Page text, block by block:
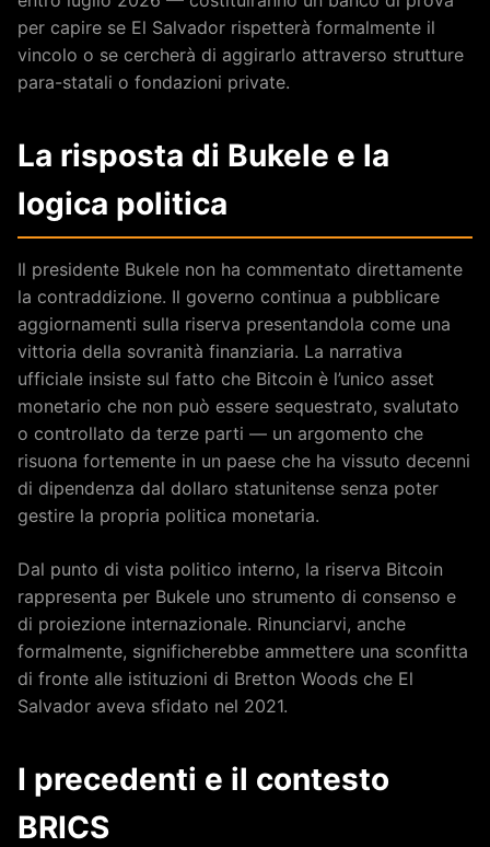
per capire se El Salvador rispetterà formalmente il
vincolo o se cercherà di aggirarlo attraverso strutture
para-statali o fondazioni private.
La risposta di Bukele e la
logica politica
Il presidente Bukele non ha commentato direttamente
la contraddizione. Il governo continua a pubblicare
aggiornamenti sulla riserva presentandola come una
vittoria della sovranità finanziaria. La narrativa
ufficiale insiste sul fatto che Bitcoin è l’unico asset
monetario che non può essere sequestrato, svalutato
o controllato da terze parti — un argomento che
risuona fortemente in un paese che ha vissuto decenni
di dipendenza dal dollaro statunitense senza poter
gestire la propria politica monetaria.
Dal punto di vista politico interno, la riserva Bitcoin
rappresenta per Bukele uno strumento di consenso e
di proiezione internazionale. Rinunciarvi, anche
formalmente, significherebbe ammettere una sconfitta
di fronte alle istituzioni di Bretton Woods che El
Salvador aveva sfidato nel 2021.
I precedenti e il contesto
BRICS